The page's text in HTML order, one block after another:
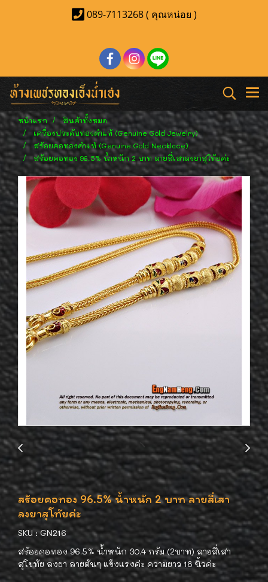
089-7113268 ( คุณหน่อย )
หน้าแรก
สินค้าทั้งหมด
เครื่องประดับทองคำแท้ (Genuine Gold Jewelry)
สร้อยคอทองคำแท้ (Genuine Gold Necklace)
สร้อยคอทอง 96.5% น้ำหนัก 2 บาท ลายสี่เสาลงยาสุโทัยค่ะ
สร้อยคอทอง 96.5% น้ำหนัก 2 บาท ลายสี่เสา
ลงยาสุโทัยค่ะ
SKU : GN216
สร้อยคอทอง 96.5% น้ำหนัก 30.4 กรัม (2บาท) ลายสี่เสา
สุโขทัย ลงยา ลายตันๆ แข็งแรงค่ะ ความยาว 18 นิ้วค่ะ